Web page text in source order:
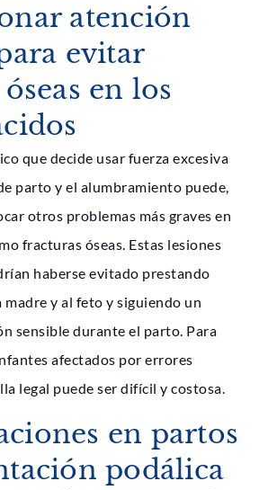
atención
evitar
en los
que decide usar fuerza excesiva
parto y el alumbramiento puede,
otros problemas más graves en
fracturas óseas. Estas lesiones
haberse evitado prestando
madre y al feto y siguiendo un
sensible durante el parto. Para
afectados por errores
legal puede ser difícil y costosa.
en partos
podálica